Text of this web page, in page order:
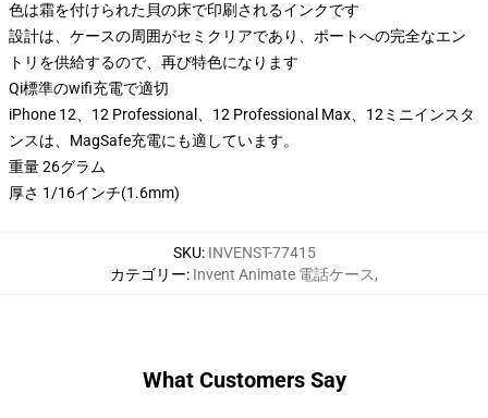
色は霜を付けられた貝の床で印刷されるインクです
設計は、ケースの周囲がセミクリアであり、ポートへの完全なエン
トリを供給するので、再び特色になります
Qi標準のwifi充電で適切
iPhone 12、12 Professional、12 Professional Max、12ミニインスタ
ンスは、MagSafe充電にも適しています。
重量 26グラム
厚さ 1/16インチ(1.6mm)
SKU: INVENST-77415
カテゴリー: Invent Animate 電話ケース,
What Customers Say